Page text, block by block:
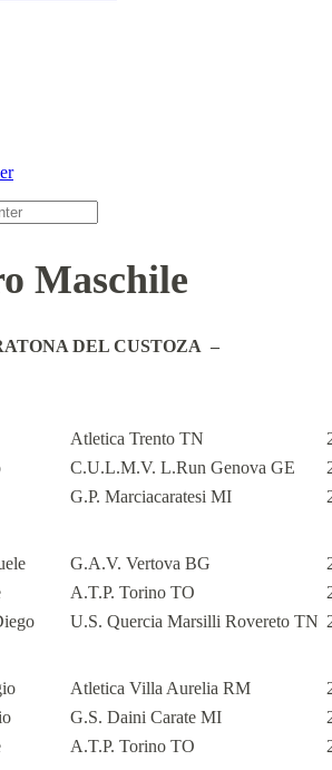
Maschile
DEL CUSTOZA –
Atletica Trento TN
C.U.L.M.V. L.Run Genova GE
G.P. Marciacaratesi MI
G.A.V. Vertova BG
A.T.P. Torino TO
U.S. Quercia Marsilli Rovereto TN
Atletica Villa Aurelia RM
G.S. Daini Carate MI
A.T.P. Torino TO